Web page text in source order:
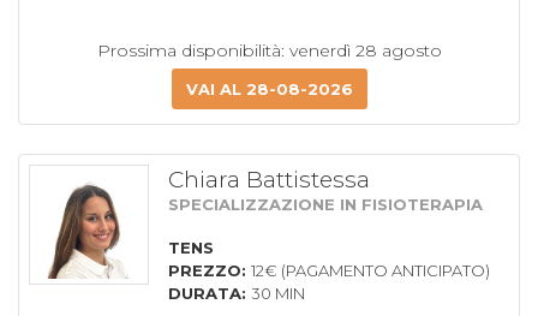
Prossima disponibilità: venerdì 28 agosto
VAI AL 28-08-2026
Chiara Battistessa
SPECIALIZZAZIONE IN FISIOTERAPIA
TENS
PREZZO: 12€ (PAGAMENTO ANTICIPATO)
DURATA: 30 MIN